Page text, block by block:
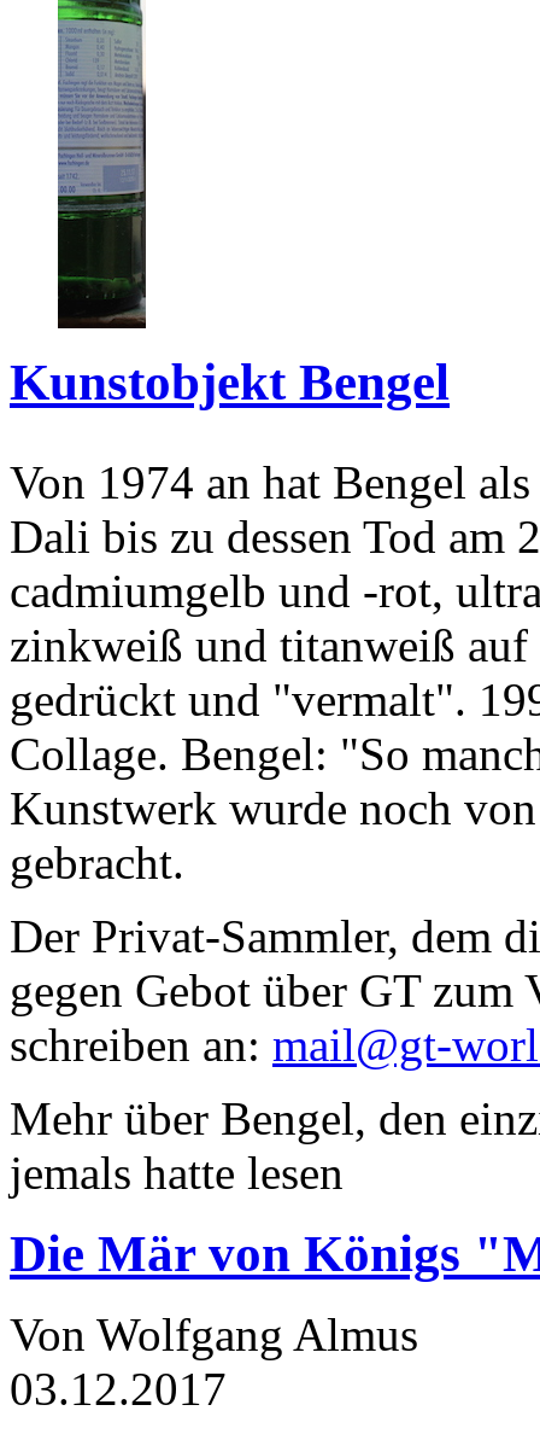
Kunstobjekt Bengel
Von 1974 an hat Bengel
Dali bis zu dessen Tod am
cadmiumgelb und -rot,
zinkweiß und titanweiß
gedrückt und "vermalt".
Collage. Bengel: "So
Kunstwerk wurde noch
gebracht.
Der Privat-Sammler, dem
gegen Gebot über GT zum
schreiben an: mail@gt-
Mehr über Bengel, den
jemals hatte lesen
Die Mär von Königs
Von Wolfgang Almus
03.12.2017